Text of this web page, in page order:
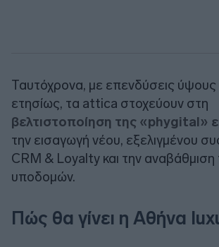
Ταυτόχρονα, με επενδύσεις ύψους
ετησίως, τα attica στοχεύουν στη
βελτιστοποίηση της «phygital»
την εισαγωγή νέου, εξελιγμένου
CRM & Loyalty και την
υποδομών.
Πώς θα γίνει η Αθήνα